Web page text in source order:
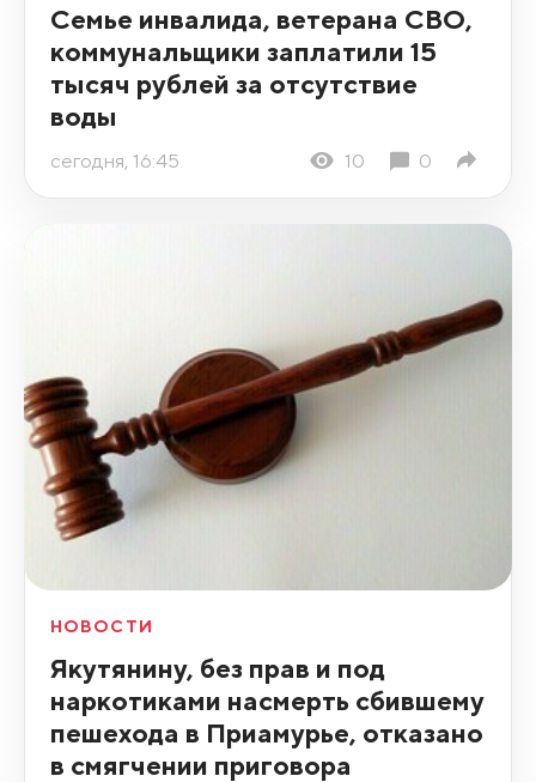
Семье инвалида, ветерана СВО,
коммунальщики заплатили 15
тысяч рублей за отсутствие
воды
сегодня, 16:45 10 0
НОВОСТИ
Якутянину, без прав и под
наркотиками насмерть сбившему
пешехода в Приамурье, отказано
в смягчении приговора